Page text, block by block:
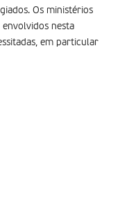
Os ministérios
envolvidos nesta
em particular